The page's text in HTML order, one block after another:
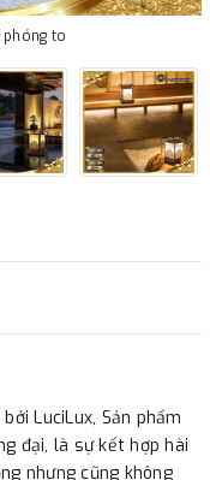
phóng to
LuciLux, Sản phẩm
đại, là sự kết hợp hài
nhưng cũng không